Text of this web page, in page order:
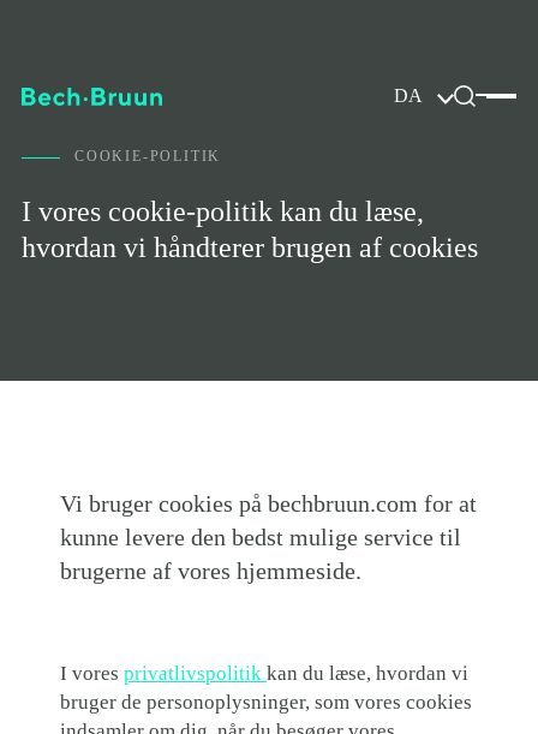
DA
COOKIE-POLITIK
I vores cookie-politik kan du læse,
hvordan vi håndterer brugen af cookies
Vi bruger cookies på bechbruun.com for at
kunne levere den bedst mulige service til
brugerne af vores hjemmeside.
I vores privatlivspolitik kan du læse, hvordan vi
bruger de personoplysninger, som vores cookies